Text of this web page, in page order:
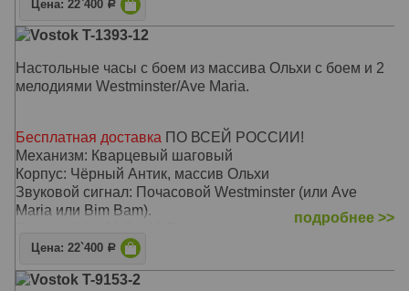
Цена: 22`400 Р
Vostok T-1393-12
Настольные часы с боем из массива Ольхи с боем и 2
мелодиями Westminster/Ave Maria.
Бесплатная доставка ПО ВСЕЙ РОССИИ!
Механизм: Кварцевый шаговый
Корпус: Чёрный Антик, массив Ольхи
Звуковой сигнал: Почасовой Westminster (или Ave
Maria или Bim Bam).
подробнее >>
Цена: 22`400 Р
Vostok T-9153-2